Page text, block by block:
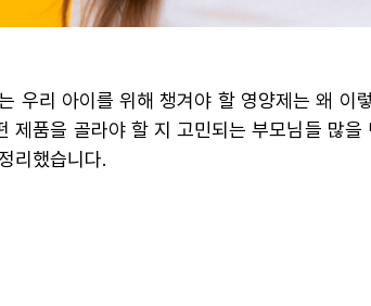
우리 아이를 위해 챙겨야 할 영양제는 왜
제품을 골라야 할 지 고민되는 부모님들 많
리했습니다.